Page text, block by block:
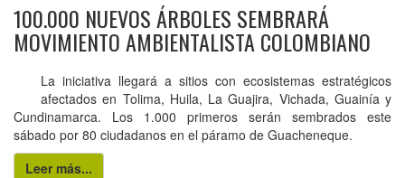
100.000 NUEVOS ÁRBOLES SEMBRARÁ
MOVIMIENTO AMBIENTALISTA COLOMBIANO
La iniciativa llegará a sitios con ecosistemas estratégicos
afectados en Tolima, Huila, La Guajira, Vichada, Guainía y
Cundinamarca. Los 1.000 primeros serán sembrados este
sábado por 80 ciudadanos en el páramo de Guacheneque.
Leer más...